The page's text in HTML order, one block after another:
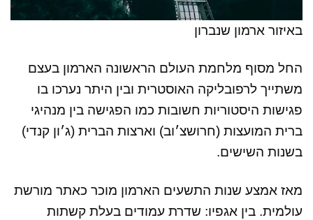
באיזור ארמון שנברון
החל מסוף מלחמת העולם הראשונה הארמון בעצם
משתייך לרפובליקה האוסטרית ובין היתר נערכו בו
פגישות היסטוריות חשובות כמו הפגישה בין מנהיגי
ברית המועצות (חרושצ׳וב) וארצות הברית (ג׳ון קנדי)
בשנות השישים.
מאז אמצע שנות התשעים הארמון מוכר כאתר מורשת
עולמית. בין אגפיו: שדרת עמודים בעלת קשתות